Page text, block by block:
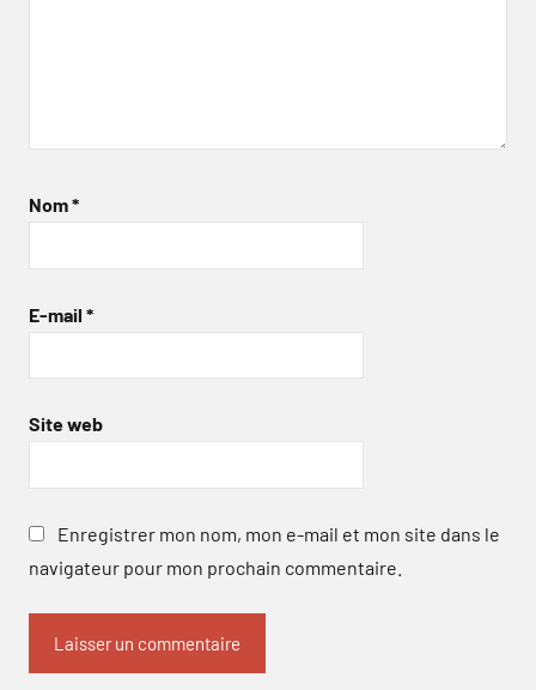
Nom*
E-mail *
Site web
Enregistrer mon nom, mon e-mail et mon site dans le
navigateur pour mon prochain commentaire.